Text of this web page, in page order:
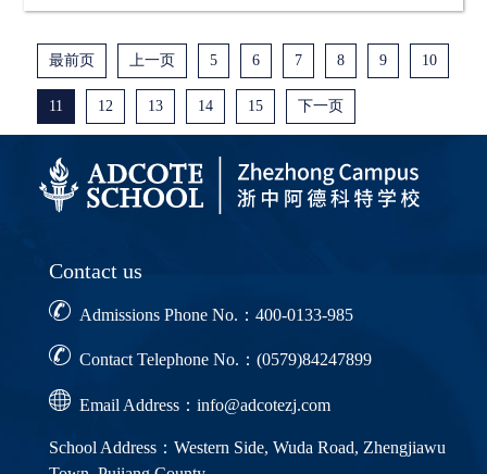
最前页 上一页 5 6 7 8 9 10
11 12 13 14 15 下一页
Contact us
Admissions Phone No.：400-0133-985
Contact Telephone No.：(0579)84247899
Email Address：info@adcotezj.com
School Address：Western Side, Wuda Road, Zhengjiawu